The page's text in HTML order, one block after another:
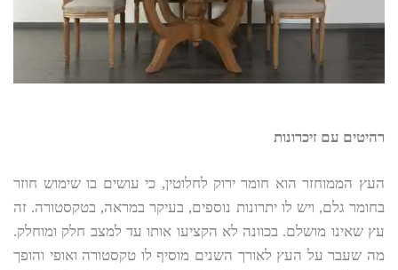
רהיטים עם זיכרונות
העץ הממוחזר הוא חומר ירוק לחלוטין, כי עושים בו שימוש חוזר
בחומר גלם, ויש לו יתרונות נוספים, בעיקר במראה, בטקסטורה. זה
עץ שאינו מושלם. בכוונה לא הקציעו אותו עד למצב חלק ומוחלק.
מה שעבר על העץ לאורך השנים מוסיף לו טקסטורה ואופי והופך